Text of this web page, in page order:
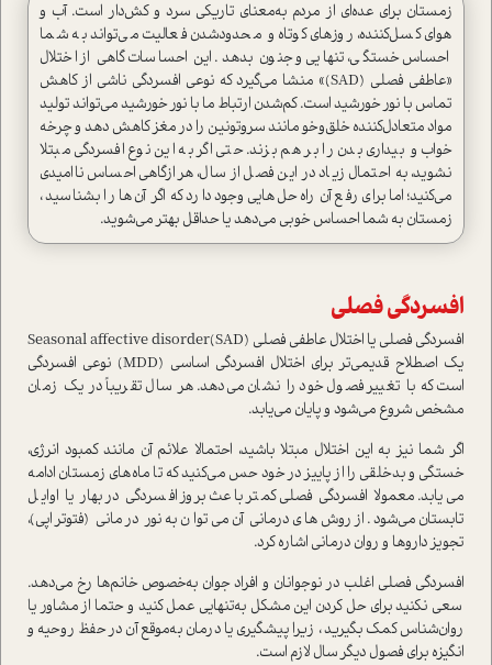
زمستان برای عده‌ای از مردم به‌معنای تاریکی سرد و کش‌دار است. آب و
هوای کسل‌کننده، روزهای کوتاه و محدود‌شدن فعالیت می‌تواند به شما
احساس خستگی، تنهایی و جنون بدهد. این احساسات گاهی از اختلال
«عاطفی فصلی (SAD)» منشا می‌گیرد که نوعی افسردگی ناشی از کاهش
تماس با نور خورشید است. کم‌شدن ارتباط ما با نور خورشید می‌تواند تولید
مواد متعادل‌کننده خلق‌و‌خو مانند سروتونین را در مغز کاهش دهد و چرخه
خواب و بیداری بدن را بر هم بزند. حتی اگر به این نوع افسردگی مبتلا
نشوید، به احتمال زیاد در این فصل از سال، هر‌از‌گاهی احساس ناامیدی
می‌کنید؛ اما برای رفع آن راه‌حل‌هایی وجود دارد که اگر آن‌ها را بشناسید،
زمستان به شما احساس خوبی می‌دهد یا حداقل بهتر می‌شوید.
افسردگی فصلی
افسردگی فصلی یا اختلال عاطفی فصلی (SAD)Seasonal affective disorder
یک اصطلاح قدیمی‌تر برای اختلال افسردگی اساسی (MDD) نوعی افسردگی
است که با تغییر فصول خود را نشان می‌دهد. هر سال تقریباً در یک زمان
مشخص شروع می‌شود و پایان می‌یابد.
اگر شما نیز به این اختلال مبتلا باشید، احتمالا علائم آن مانند کمبود انرژی،
خستگی و بدخلقی را از پاییز در خود حس می‌کنید که تا ماه‌های زمستان ادامه
می‌یابد. معمولا افسردگی فصلی کمتر باعث بروز افسردگی در بهار یا اوایل
تابستان می‌شود. از روش‌های درمانی آن می‌توان به نور درمانی (فتوتراپی)،
تجویز داروها و روان درمانی اشاره کرد.
افسردگی فصلی اغلب در نوجوانان و افراد جوان به‌خصوص خانم‌ها رخ می‌دهد.
سعی نکنید برای حل کردن این مشکل به‌تنهایی عمل کنید و حتما از مشاور یا
روان‌شناس کمک بگیرید ، زیرا پیشگیری یا درمان به‌موقع آن در حفظ روحیه و
انگیزه برای فصول دیگر سال لازم است.